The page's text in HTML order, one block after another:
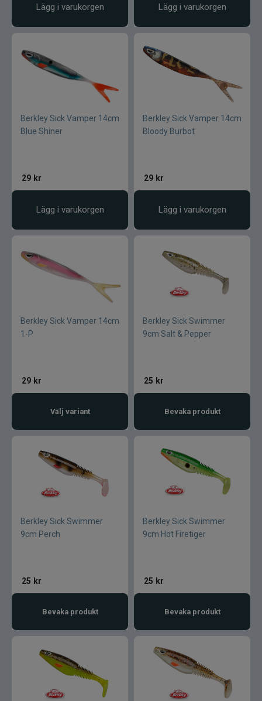
Lägg i varukorgen Lägg i varukorgen
Berkley Sick Vamper 14cm
Blue Shiner
29 kr
Lägg i varukorgen
Berkley Sick Vamper 14cm
Bloody Burbot
29 kr
Lägg i varukorgen
Berkley Sick Vamper 14cm
1-P
29 kr
Välj variant
Berkley Sick Swimmer
9cm Salt & Pepper
25 kr
Bevaka produkt
Berkley Sick Swimmer
9cm Perch
25 kr
Bevaka produkt
Berkley Sick Swimmer
9cm Hot Firetiger
25 kr
Bevaka produkt